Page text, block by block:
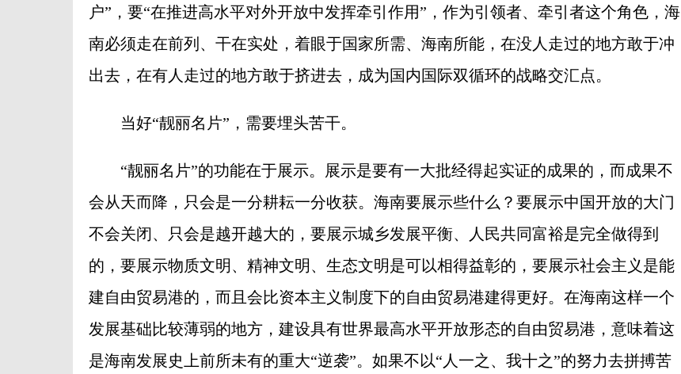
户”，要“在推进高水平对外开放中发挥牵引作用”，作为引领者、牵引者这个角色，海
南必须走在前列、干在实处，着眼于国家所需、海南所能，在没人走过的地方敢于冲
出去，在有人走过的地方敢于挤进去，成为国内国际双循环的战略交汇点。
当好“靓丽名片”，需要埋头苦干。
“靓丽名片”的功能在于展示。展示是要有一大批经得起实证的成果的，而成果不
会从天而降，只会是一分耕耘一分收获。海南要展示些什么？要展示中国开放的大门
不会关闭、只会是越开越大的，要展示城乡发展平衡、人民共同富裕是完全做得到
的，要展示物质文明、精神文明、生态文明是可以相得益彰的，要展示社会主义是能
建自由贸易港的，而且会比资本主义制度下的自由贸易港建得更好。在海南这样一个
发展基础比较薄弱的地方，建设具有世界最高水平开放形态的自由贸易港，意味着这
是海南发展史上前所未有的重大“逆袭”。如果不以“人一之、我十之”的努力去拼搏苦